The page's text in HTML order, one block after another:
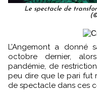
Le spectacle de
L’Angemont a donné sa première représentation le 16
octobre dernier,
pandémie, de
peu dire que le pari fut
de spectacle dans ces